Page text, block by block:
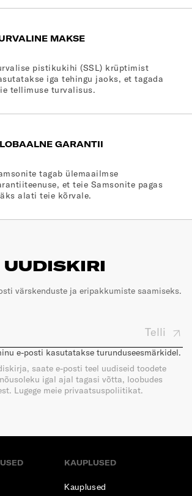
MAKSE
pistikukihi (SSL) krüptimist
iga tehingu jaoks, et tagada
tellimuse turvalisus.
GARANTII
tagab ülemaailmse
et teie Samsonite pagas
alati teie kõrvale.
UUDISKIRI
värskenduste ja eripakkumiste saamiseks.
Telli
e-posti kasutatakse turunduseesmärkidel.
saate e-posti teel uudiseid toodete
igal ajal tagasi võtta, loobudes
Lugege meie privaatsuspoliitikat.
KAUPLUSED
Kauplused